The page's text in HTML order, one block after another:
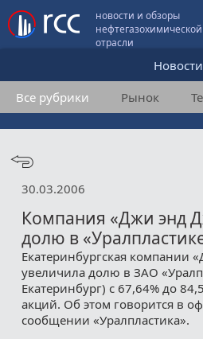
новости и обзоры
нефтегазохимической
отрасли
Новости
Аналитика и
Пользовательское
Контакты
Все рубрики Рынок
30.03.2006
Компания «Джи энд
долю в
Екатеринбургская компании
увеличила долю в ЗАО
Екатеринбург) с 67,64% до
акций. Об этом говорится в
сообщении «Уралпластика».